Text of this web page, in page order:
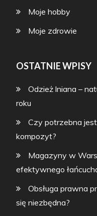
Moje hobby
Moje zdrowie
OSTATNIE WPISY
Odzież lniana –
roku
Czy potrzebna
kompozyt?
Magazyny w
efektywnego
Obsługa prawna
się niezbędna?